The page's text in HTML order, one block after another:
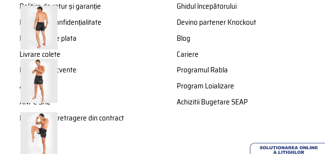
Politica de retur și garanție
Politica de confidențialitate
Modalitati de plata
Livrare colete
Intrebări frecvente
ANPC
ANPC SAL
Formular de retragere din contract
Ghidul începătorului
Devino partener Knockout
Blog
Cariere
Programul Rabla
Program Loializare
Achizitii Bugetare SEAP